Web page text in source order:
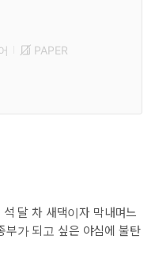
PAPER
달 차 새댁이자 막내며느
부가 되고 싶은 야심에 불탄